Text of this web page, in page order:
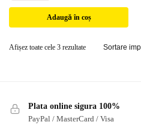
Adaugă în coș
Afișez toate cele 3 rezultate
Plata online sigura 100%
PayPal / MasterCard / Visa